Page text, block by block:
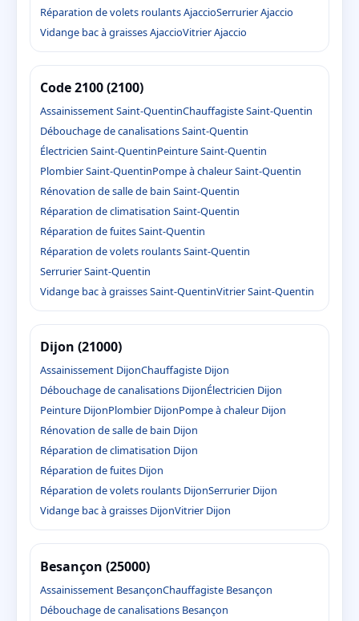
Réparation de volets roulants AjaccioSerrurier Ajaccio
Vidange bac à graisses AjaccioVitrier Ajaccio
Code 2100 (2100)
Assainissement Saint-QuentinChauffagiste Saint-Quentin
Débouchage de canalisations Saint-Quentin
Électricien Saint-QuentinPeinture Saint-Quentin
Plombier Saint-QuentinPompe à chaleur Saint-Quentin
Rénovation de salle de bain Saint-Quentin
Réparation de climatisation Saint-Quentin
Réparation de fuites Saint-Quentin
Réparation de volets roulants Saint-Quentin
Serrurier Saint-Quentin
Vidange bac à graisses Saint-QuentinVitrier Saint-Quentin
Dijon (21000)
Assainissement DijonChauffagiste Dijon
Débouchage de canalisations DijonÉlectricien Dijon
Peinture DijonPlombier DijonPompe à chaleur Dijon
Rénovation de salle de bain Dijon
Réparation de climatisation Dijon
Réparation de fuites Dijon
Réparation de volets roulants DijonSerrurier Dijon
Vidange bac à graisses DijonVitrier Dijon
Besançon (25000)
Assainissement BesançonChauffagiste Besançon
Débouchage de canalisations Besançon